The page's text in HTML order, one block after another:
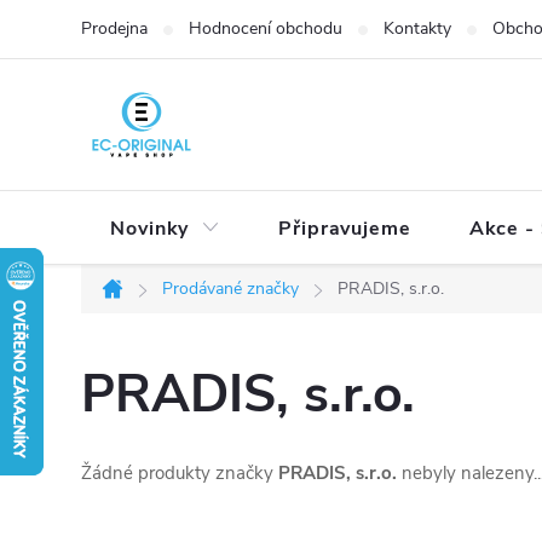
Prodejna Hodnocení obchodu Kontakty
Novinky Připravujeme Akce -
Domů
Prodávané značky PRADIS, s.r.o.
PRADIS, s.r.o.
Žádné produkty značky PRADIS, s.r.o. nebyly